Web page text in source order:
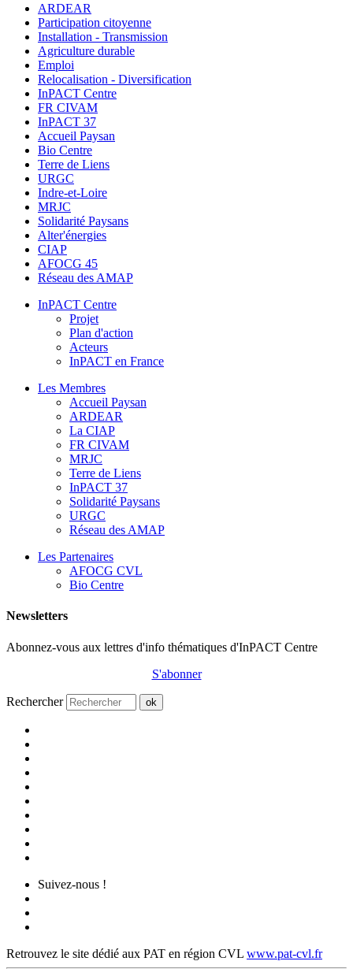
ARDEAR
Participation citoyenne
Installation - Transmission
Agriculture durable
Emploi
Relocalisation - Diversification
InPACT Centre
FR CIVAM
InPACT 37
Accueil Paysan
Bio Centre
Terre de Liens
URGC
Indre-et-Loire
MRJC
Solidarité Paysans
Alter'énergies
CIAP
AFOCG 45
Réseau des AMAP
InPACT Centre
Projet
Plan d'action
Acteurs
InPACT en France
Les Membres
Accueil Paysan
ARDEAR
La CIAP
FR CIVAM
MRJC
Terre de Liens
InPACT 37
Solidarité Paysans
URGC
Réseau des AMAP
Les Partenaires
AFOCG CVL
Bio Centre
Newsletters
Abonnez-vous aux lettres d'info thématiques d'InPACT Centre
S'abonner
Rechercher ok
Suivez-nous !
Retrouvez le site dédié aux PAT en région CVL www.pat-cvl.fr